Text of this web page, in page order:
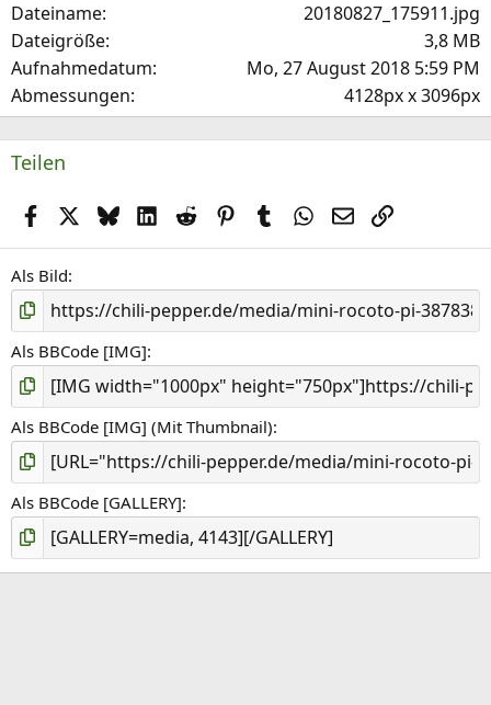
Dateiname
20180827_175911.jpg
Dateigröße
3,8 MB
Aufnahmedatum
Mo, 27 August 2018 5:59 PM
Abmessungen
4128px x 3096px
Teilen
FacebookX (Twitter)
BlueskyLinkedIn
Reddit PinterestTumblrWhatsApp
E-MailLink
Als Bild
Als BBCode [IMG]
Als BBCode [IMG] (Mit Thumbnail)
Als BBCode [GALLERY]